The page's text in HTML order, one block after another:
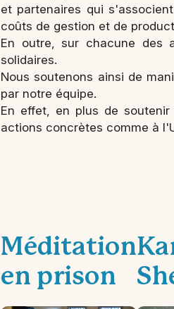
et partenaires qui
coûts de gestion et de
En outre, sur chacune des
solidaires.
Nous soutenons ainsi de
par notre équipe.
En effet, en plus de
actions concrètes comme à
Méditation
en prison